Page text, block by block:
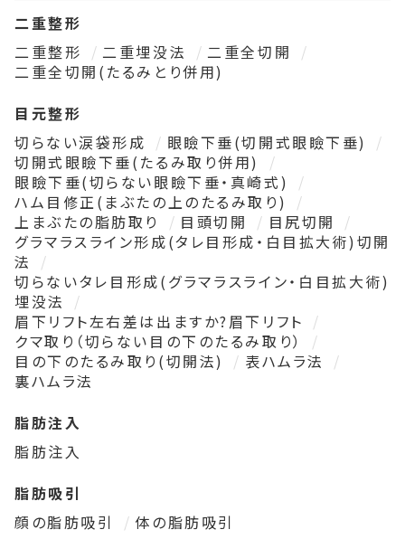
二重整形
二重整形
二重埋没法
二重全切開
二重全切開(たるみとり併用)
目元整形
切らない涙袋形成
眼瞼下垂(切開式眼瞼下垂)
切開式眼瞼下垂(たるみ取り併用)
眼瞼下垂(切らない眼瞼下垂・真崎式)
ハム目修正(まぶたの上のたるみ取り)
上まぶたの脂肪取り
目頭切開
目尻切開
グラマラスライン形成(タレ目形成・白目拡大術)切開
法
切らないタレ目形成(グラマラスライン・白目拡大術)
埋没法
眉下リフト左右差は出ますか?眉下リフト
クマ取り（切らない目の下のたるみ取り）
目の下のたるみ取り(切開法)
表ハムラ法
裏ハムラ法
脂肪注入
脂肪注入
脂肪吸引
顔の脂肪吸引
体の脂肪吸引